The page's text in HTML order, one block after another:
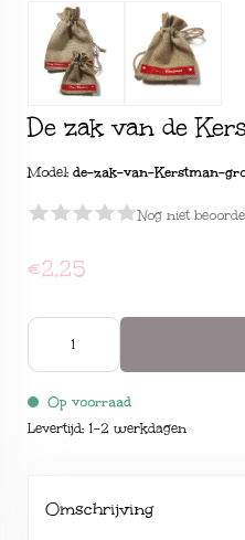
De zak van de
Model: de-zak-van-Kerstman-
Nog niet
€2,25
Op voorraad
Levertijd: 1-2 werkdagen
Omschrijving